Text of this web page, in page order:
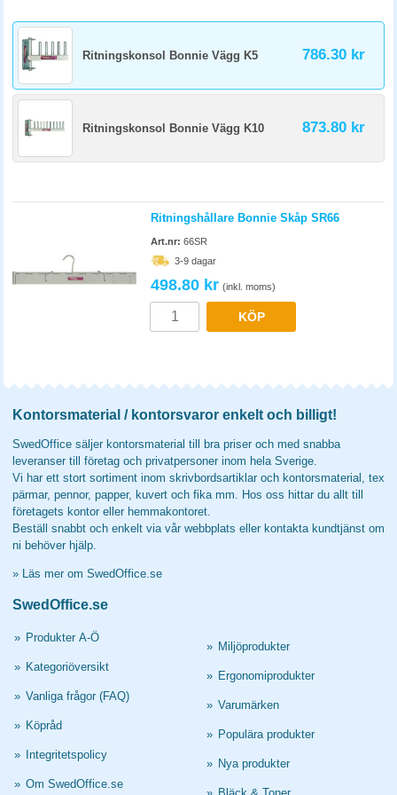
Ritningskonsol Bonnie Vägg K5 786.30 kr
Ritningskonsol Bonnie Vägg K10 873.80 kr
Ritningshållare Bonnie Skåp SR66
Art.nr: 66SR
3-9 dagar
498.80 kr (inkl. moms)
KÖP
Kontorsmaterial / kontorsvaror enkelt och billigt!
SwedOffice säljer kontorsmaterial till bra priser och med snabba
leveranser till företag och privatpersoner inom hela Sverige.
Vi har ett stort sortiment inom skrivbordsartiklar och kontorsmaterial, tex
pärmar, pennor, papper, kuvert och fika mm. Hos oss hittar du allt till
företagets kontor eller hemmakontoret.
Beställ snabbt och enkelt via vår webbplats eller kontakta kundtjänst om
ni behöver hjälp.
» Läs mer om SwedOffice.se
SwedOffice.se
» Produkter A-Ö
» Kategoriöversikt
» Vanliga frågor (FAQ)
» Köpråd
» Integritetspolicy
» Om SwedOffice.se
» Miljöprodukter
» Ergonomiprodukter
» Varumärken
» Populära produkter
» Nya produkter